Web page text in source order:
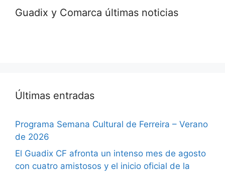
Guadix y Comarca últimas noticias
Últimas entradas
Programa Semana Cultural de Ferreira – Verano
de 2026
El Guadix CF afronta un intenso mes de agosto
con cuatro amistosos y el inicio oficial de la